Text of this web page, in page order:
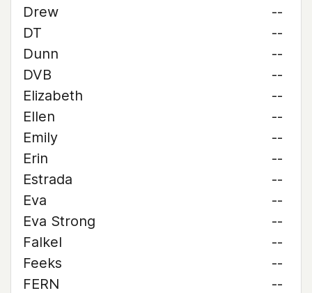
Drew
--
DT
--
Dunn
--
DVB
--
Elizabeth
--
Ellen
--
Emily
--
Erin
--
Estrada
--
Eva
--
Eva Strong
--
Falkel
--
Feeks
--
FERN
--